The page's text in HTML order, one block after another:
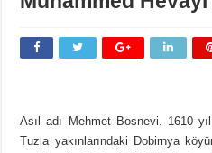
Asıl adı Mehmet Bosnevi. 1610
Tuzla yakınlarındaki Dobirnya